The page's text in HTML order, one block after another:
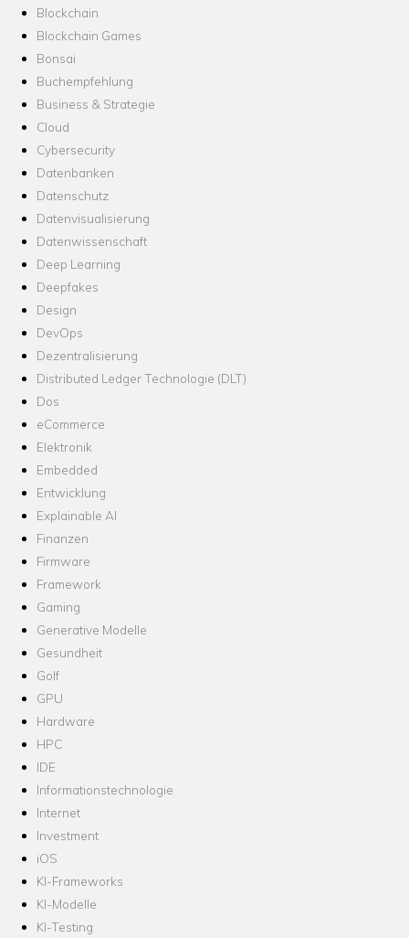
Blockchain
Blockchain Games
Bonsai
Buchempfehlung
Business & Strategie
Cloud
Cybersecurity
Datenbanken
Datenschutz
Datenvisualisierung
Datenwissenschaft
Deep Learning
Deepfakes
Design
DevOps
Dezentralisierung
Distributed Ledger Technologie (DLT)
Dos
eCommerce
Elektronik
Embedded
Entwicklung
Explainable AI
Finanzen
Firmware
Framework
Gaming
Generative Modelle
Gesundheit
Golf
GPU
Hardware
HPC
IDE
Informationstechnologie
Internet
Investment
iOS
KI-Frameworks
KI-Modelle
KI-Testing